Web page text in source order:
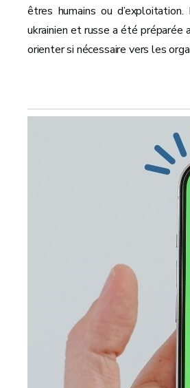
êtres humains ou d’exploitation.
ukrainien et russe a été
orienter si nécessaire vers les